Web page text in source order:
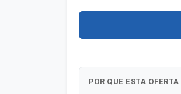
POR QUE ESTA